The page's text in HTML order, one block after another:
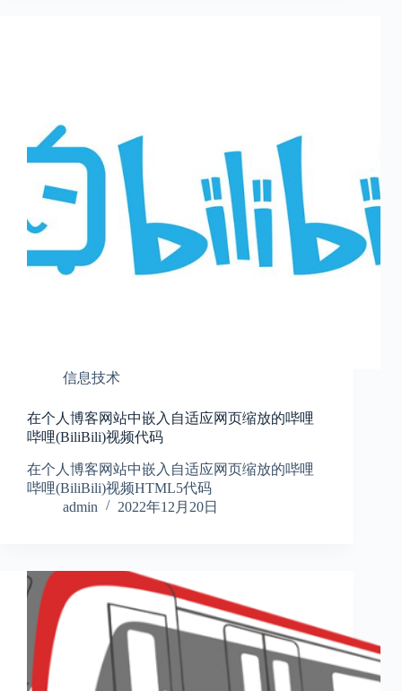
信息技术
在个人博客网站中嵌入自适应网页缩放的哔哩
哔哩(BiliBili)视频代码
在个人博客网站中嵌入自适应网页缩放的哔哩
哔哩(BiliBili)视频HTML5代码
admin
2022年12月20日